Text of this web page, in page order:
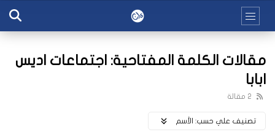
مقالات الكلمة المفتاحية: اجتماعات اديس
ابابا
2 مقالة
تصنيف علي حسب: اﻷسم